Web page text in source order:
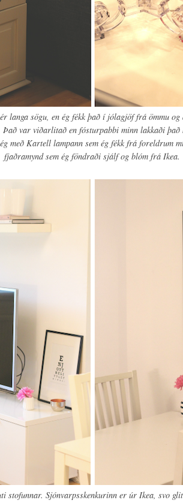
langa sögu, en ég fékk það í jólagjöf frá ömmu og
Það var viðarlitað en fósturpabbi minn lakkaði
með Kartell lampann sem ég fékk frá foreldrum
fjaðramynd sem ég föndraði sjálf og blóm frá Ikea.
stofunnar. Sjónvarpsskenkurinn er úr Ikea, svo